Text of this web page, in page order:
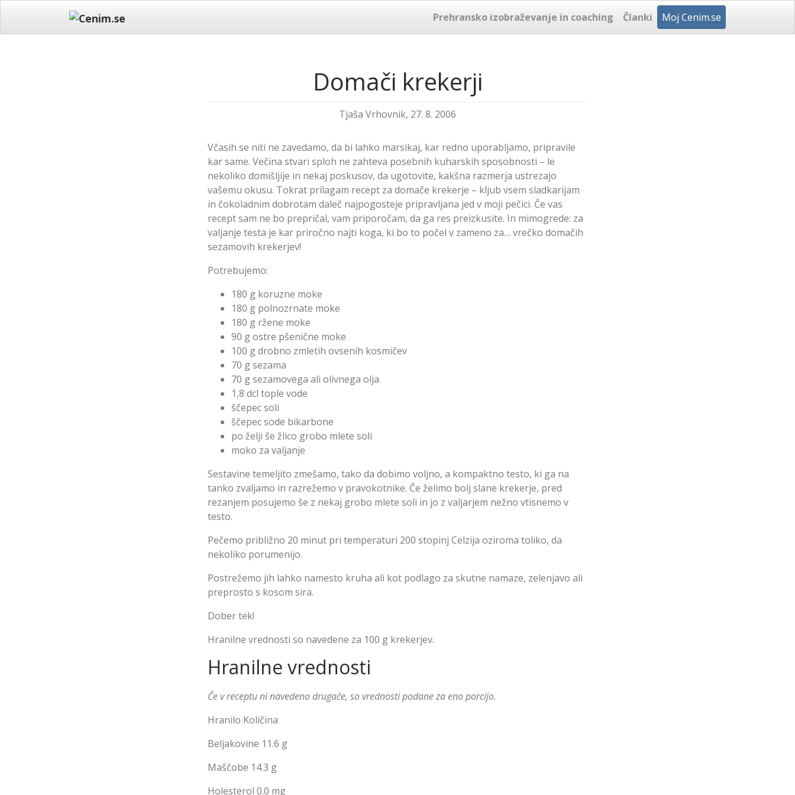
content
Prehransko izobraževanje in coaching Članki Moj Cenim.se
Domači krekerji
Tjaša Vrhovnik, 27. 8. 2006
Včasih se niti ne zavedamo, da bi lahko marsikaj, kar redno uporabljamo, pripravile
kar same. Večina stvari sploh ne zahteva posebnih kuharskih sposobnosti – le
nekoliko domišljije in nekaj poskusov, da ugotovite, kakšna razmerja ustrezajo
vašemu okusu. Tokrat prilagam recept za domače krekerje – kljub vsem sladkarijam
in čokoladnim dobrotam daleč najpogosteje pripravljana jed v moji pečici. Če vas
recept sam ne bo prepričal, vam priporočam, da ga res preizkusite. In mimogrede: za
valjanje testa je kar priročno najti koga, ki bo to počel v zameno za… vrečko domačih
sezamovih krekerjev!
Potrebujemo:
180 g koruzne moke
180 g polnozrnate moke
180 g ržene moke
90 g ostre pšenične moke
100 g drobno zmletih ovsenih kosmičev
70 g sezama
70 g sezamovega ali olivnega olja
1,8 dcl tople vode
ščepec soli
ščepec sode bikarbone
po želji še žlico grobo mlete soli
moko za valjanje
Sestavine temeljito zmešamo, tako da dobimo voljno, a kompaktno testo, ki ga na
tanko zvaljamo in razrežemo v pravokotnike. Če želimo bolj slane krekerje, pred
rezanjem posujemo še z nekaj grobo mlete soli in jo z valjarjem nežno vtisnemo v
testo.
Pečemo približno 20 minut pri temperaturi 200 stopinj Celzija oziroma toliko, da
nekoliko porumenijo.
Postrežemo jih lahko namesto kruha ali kot podlago za skutne namaze, zelenjavo ali
preprosto s kosom sira.
Dober tek!
Hranilne vrednosti so navedene za 100 g krekerjev.
Hranilne vrednosti
Če v receptu ni navedeno drugače, so vrednosti podane za eno porcijo.
Hranilo Količina
Beljakovine 11.6 g
Maščobe 14.3 g
Holesterol 0.0 mg